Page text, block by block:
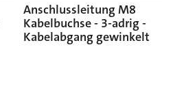
Anschlussleitung M8
Kabelbuchse - 3-adrig -
Kabelabgang gewinkelt